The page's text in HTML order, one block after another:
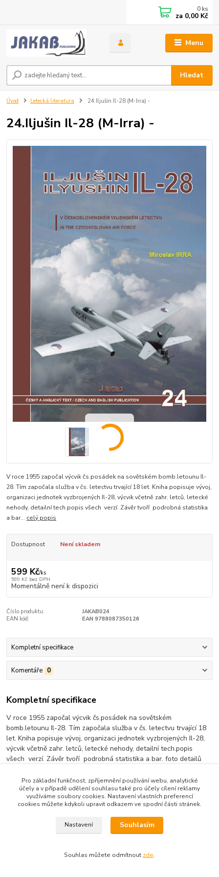
Menu
Hledat
0 ks
za 0,00 Kč
Úvod Letecká literatura 24.Iljušin Il-28 (M-Irra) -
24.Iljušin Il-28 (M-Irra) -
V roce 1955 započal výcvik čs.posádek na sovětském bomb.letounu Il-
28. Tím započala služba v čs. letectvu trvající 18 let. Kniha popisuje vývoj,
organizaci jednotek vyzbrojených Il-28, výcvik včetně zahr. letců, letecké
nehody, detailní tech.popis všech verzí. Závěr tvoří podrobná statistika
a bar... celý popis
Dostupnost Není skladem
599 Kč/ks
599 Kč bez DPH
Momentálně není k dispozici
Číslo produktu:
JAKAB024
EAN kód:
EAN 9788087350126
Kompletní specifikace
Komentáře 0
Kompletní specifikace
V roce 1955 započal výcvik čs.posádek na sovětském
bomb.letounu Il-28. Tím započala služba v čs. letectvu trvající 18
let. Kniha popisuje vývoj, organizaci jednotek vyzbrojených Il-28,
výcvik včetně zahr. letců, letecké nehody, detailní tech.popis
všech verzí. Závěr tvoří podrobná statistika a bar. foto detailů
A4, 128 stran, 180 foto, barevné bokorysy, výkresy.
Text česky/anglicky.
Tvrdá vazba.
Zboží zařazeno v kategoriích
Pro základní funkčnost, zpříjemnění používání webu, analytické
účely a v případě udělení souhlasu také pro účely cílení reklamy
využíváme soubory cookies. Nastavení vlastních preferencí
cookies můžete kdykoli upravit odkazem ve spodní části stránek.
Nastavení Souhlasím
Souhlas můžete odmítnout zde.